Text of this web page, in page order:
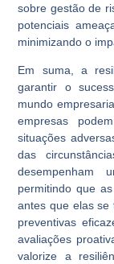
sobre gestão de
potenciais
minimizando o
Em suma, a
garantir o
mundo
empresas
situações
das
desempenham
permitindo que
antes que elas se
preventivas
avaliações
valorize a